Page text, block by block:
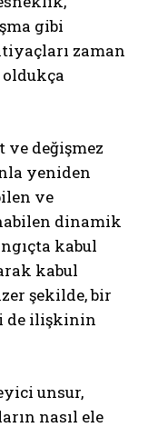
gibi
zaman
ve değişmez
yeniden
ve
dinamik
kabul
kabul
şekilde, bir
de ilişkinin
unsur,
nasıl ele